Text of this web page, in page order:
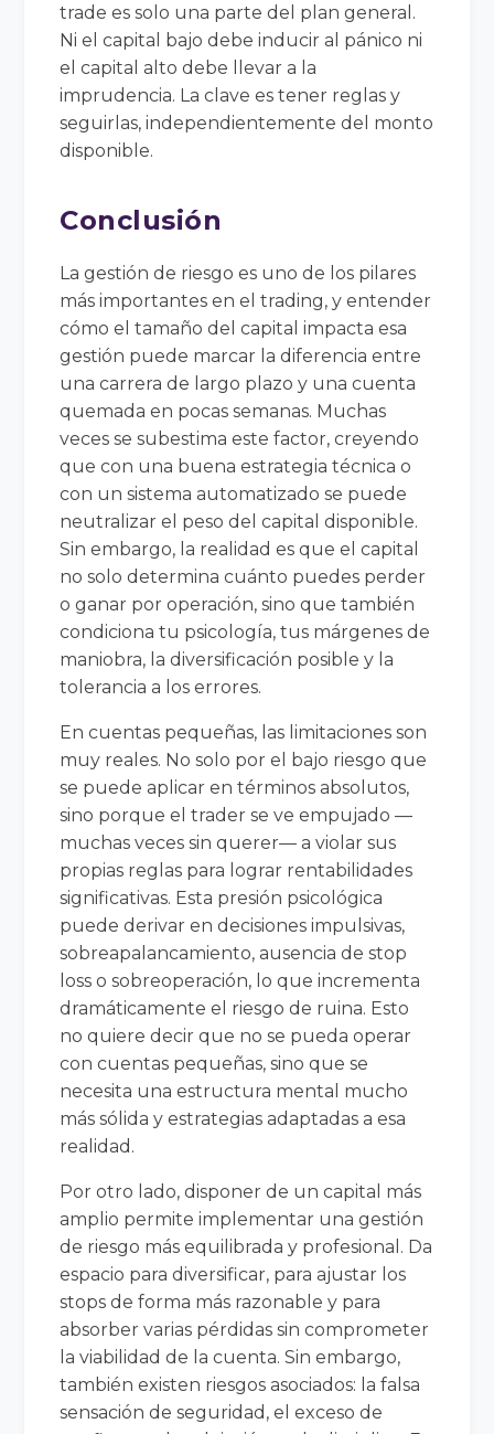
trade es solo una parte del plan general.
Ni el capital bajo debe inducir al pánico ni
el capital alto debe llevar a la
imprudencia. La clave es tener reglas y
seguirlas, independientemente del monto
disponible.
Conclusión
La gestión de riesgo es uno de los pilares
más importantes en el trading, y entender
cómo el tamaño del capital impacta esa
gestión puede marcar la diferencia entre
una carrera de largo plazo y una cuenta
quemada en pocas semanas. Muchas
veces se subestima este factor, creyendo
que con una buena estrategia técnica o
con un sistema automatizado se puede
neutralizar el peso del capital disponible.
Sin embargo, la realidad es que el capital
no solo determina cuánto puedes perder
o ganar por operación, sino que también
condiciona tu psicología, tus márgenes de
maniobra, la diversificación posible y la
tolerancia a los errores.
En cuentas pequeñas, las limitaciones son
muy reales. No solo por el bajo riesgo que
se puede aplicar en términos absolutos,
sino porque el trader se ve empujado —
muchas veces sin querer— a violar sus
propias reglas para lograr rentabilidades
significativas. Esta presión psicológica
puede derivar en decisiones impulsivas,
sobreapalancamiento, ausencia de stop
loss o sobreoperación, lo que incrementa
dramáticamente el riesgo de ruina. Esto
no quiere decir que no se pueda operar
con cuentas pequeñas, sino que se
necesita una estructura mental mucho
más sólida y estrategias adaptadas a esa
realidad.
Por otro lado, disponer de un capital más
amplio permite implementar una gestión
de riesgo más equilibrada y profesional. Da
espacio para diversificar, para ajustar los
stops de forma más razonable y para
absorber varias pérdidas sin comprometer
la viabilidad de la cuenta. Sin embargo,
también existen riesgos asociados: la falsa
sensación de seguridad, el exceso de